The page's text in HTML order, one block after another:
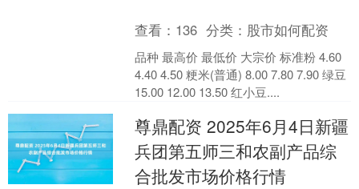
查看： 136 分类： 股市如何配资
品种 最高价 最低价 大宗价 标准粉 4.60
4.40 4.50 粳米(普通) 8.00 7.80 7.90 绿豆
15.00 12.00 13.50 红小豆....
尊鼎配资 2025年6月4日新疆
兵团第五师三和农副产品综
合批发市场价格行情